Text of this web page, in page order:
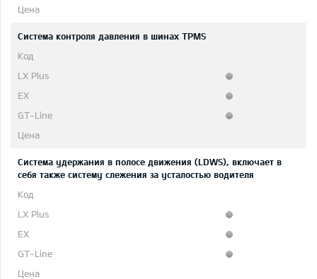
Система контроля давления в шинах TPMS
Система удержания в полосе движения (LDWS), включает в
себя также систему слежения за усталостью водителя